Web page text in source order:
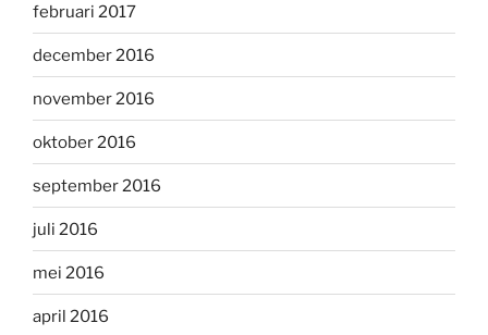
februari 2017
december 2016
november 2016
oktober 2016
september 2016
juli 2016
mei 2016
april 2016